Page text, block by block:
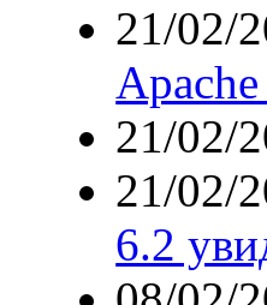
21/02/
21/02/
21/02/
6.2